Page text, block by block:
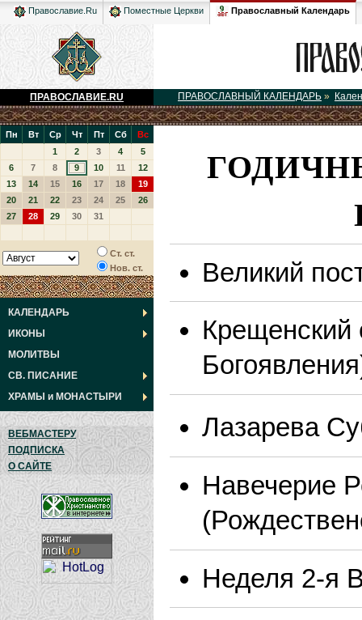
Православие.Ru Поместные Церкви Православный Календарь
ПРАВОСЛАВИЕ.RU ПРАВОСЛАВНЫЙ КАЛЕНДАРЬ »
Пн Вт Ср Чт Пт Сб
Вс
1
2 3 4
5
6
7 8 9 10 11
12
13
14 15 16 17 18
19
20
21 22 23 24 25
26
27
28 29 30 31
Ст. ст.
Нов. ст.
КАЛЕНДАРЬ
ИКОНЫ
МОЛИТВЫ
СВ. ПИСАНИЕ
ХРАМЫ и МОНАСТЫРИ
ВЕБМАСТЕРУ
ПОДПИСКА
О САЙТЕ
Великий
Крещенский
Лазарева
Навечерие
Неделя 2-я